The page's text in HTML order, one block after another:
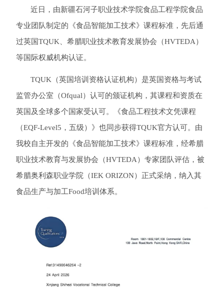
近日，由新疆石河子职业技术学院食品工程学院食品
专业团队制定的《食品智能加工技术》课程标准，先后通
过英国TQUK、希腊职业技术教育发展协会（HVTEDA）
等国际权威机构认证。
TQUK（英国培训资格认证机构）是英国资格与考试
监管办公室（Ofqual）认可的颁证机构，其课程和资质在
英国及全球多个国家受认可。《食品工程技术文凭课程
（EQF-Level5，五级）》也同步获得TQUK官方认可。由
我校自主开发的《食品智能加工技术》课程标准，经希腊
职业技术教育与发展协会（HVTEDA）专家团队评估，被
希腊奥利森职业学院（IEK ORIZON）正式采纳，纳入其
食品生产与加工Food培训体系。